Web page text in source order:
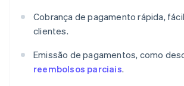
Cobrança de pagamento rápida,
clientes.
Emissão de pagamentos, como
reembolsos parciais.